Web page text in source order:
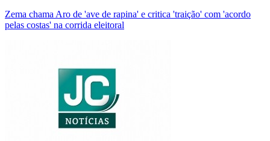
Zema chama Aro de 'ave de rapina' e critica 'traição' com 'acordo
pelas costas' na corrida eleitoral